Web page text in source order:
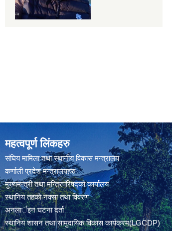
महत्वपूर्ण लिंकहरु
संघिय मामिला तथा स्थानीय विकास मन्त्रालय
कर्णाली प्रदेश मन्त्रालयहरु
मुख्यमन्त्री तथा मन्त्रिपरिषद्को कार्यालय
स्थानिय तहकाे नक्सा तथा विवरण
अनलार्इन घटना दर्ता
स्थानिय शासन तथा सामुदायिक विकास कार्यक्रम(LGCDP)